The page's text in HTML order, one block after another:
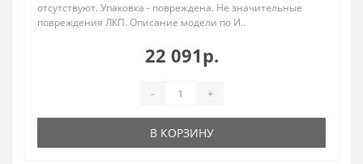
отсутствуют. Упаковка - повреждена. Не значительные
повреждения ЛКП. Описание модели по И..
22 091р.
- +
В КОРЗИНУ